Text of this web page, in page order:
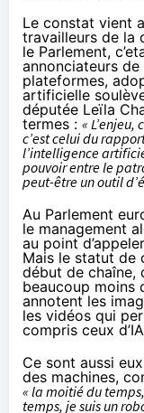
Le constat vient
travailleurs de la
le Parlement,
annonciateurs
plateformes,
artificielle
députée Leïla
termes : « L’enjeu,
c’est celui du
l’intelligence
pouvoir entre le
peut-être un outil
Au Parlement
le management
au point
Mais le statut de
début de chaîne,
beaucoup moins
annotent les
les vidéos qui
compris ceux
Ce sont aussi
des machines,
« la moitié du
temps, je suis un